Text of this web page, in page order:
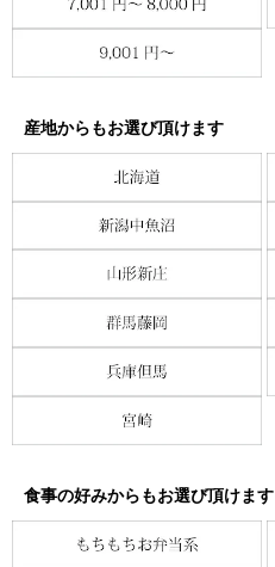
産地からもお選び頂けます
食事の好みからもお選び頂けます